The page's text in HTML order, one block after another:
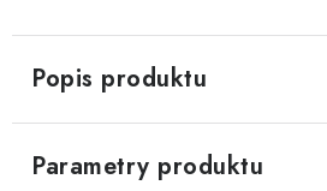
Popis produktu
Parametry produktu